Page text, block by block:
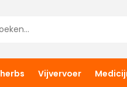
Vijvervoer